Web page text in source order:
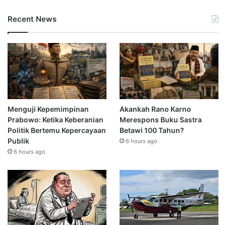
Recent News
Menguji Kepemimpinan
Prabowo: Ketika Keberanian
Politik Bertemu Kepercayaan
Publik
6 hours ago
Akankah Rano Karno
Merespons Buku Sastra
Betawi 100 Tahun?
6 hours ago